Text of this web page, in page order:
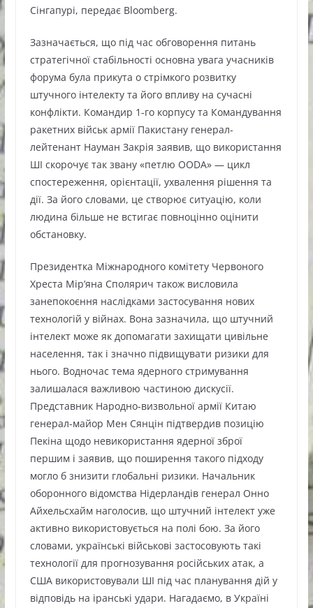
Сінгапурі, передає Bloomberg.
Зазначається, що під час обговорення питань
стратегічної стабільності основна увага учасників
форума була прикута о стрімкого розвитку
штучного інтелекту та його впливу на сучасні
конфлікти. Командир 1-го корпусу та Командування
ракетних військ армії Пакистану генерал-
лейтенант Науман Закрія заявив, що використання
ШІ скорочує так звану «петлю OODA» — цикл
спостереження, орієнтації, ухвалення рішення та
дії. За його словами, це створює ситуацію, коли
людина більше не встигає повноцінно оцінити
обстановку.
Президентка Міжнародного комітету Червоного
Хреста Мір’яна Сполярич також висловила
занепокоєння наслідками застосування нових
технологій у війнах. Вона зазначила, що штучний
інтелект може як допомагати захищати цивільне
населення, так і значно підвищувати ризики для
нього. Водночас тема ядерного стримування
залишалася важливою частиною дискусії.
Представник Народно-визвольної армії Китаю
генерал-майор Мен Сянцін підтвердив позицію
Пекіна щодо невикористання ядерної зброї
першим і заявив, що поширення такого підходу
могло б знизити глобальні ризики. Начальник
оборонного відомства Нідерландів генерал Онно
Айхельсхайм наголосив, що штучний інтелект уже
активно використовується на полі бою. За його
словами, українські військові застосовують такі
технології для прогнозування російських атак, а
США використовували ШІ під час планування дій у
відповідь на іранські удари. Нагадаємо, в Україні